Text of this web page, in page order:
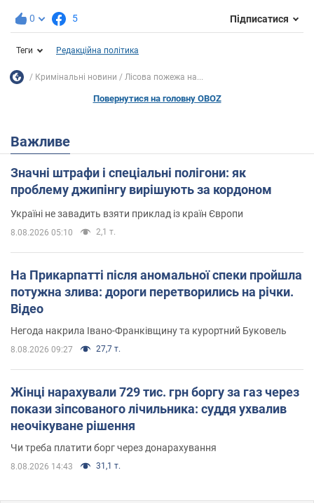
0 5 Підписатися
Теги Редакційна політика
Кримінальні новини Лісова пожежа на...
Повернутися на головну OBOZ
Важливе
Значні штрафи і спеціальні полігони: як
проблему джипінгу вирішують за кордоном
Україні не завадить взяти приклад із країн Європи
8.08.2026 05:10 2,1 т.
На Прикарпатті після аномальної спеки пройшла
потужна злива: дороги перетворились на річки.
Відео
Негода накрила Івано-Франківщину та курортний Буковель
8.08.2026 09:27 27,7 т.
Жінці нарахували 729 тис. грн боргу за газ через
покази зіпсованого лічильника: суддя ухвалив
неочікуване рішення
Чи треба платити борг через донарахування
8.08.2026 14:43 31,1 т.